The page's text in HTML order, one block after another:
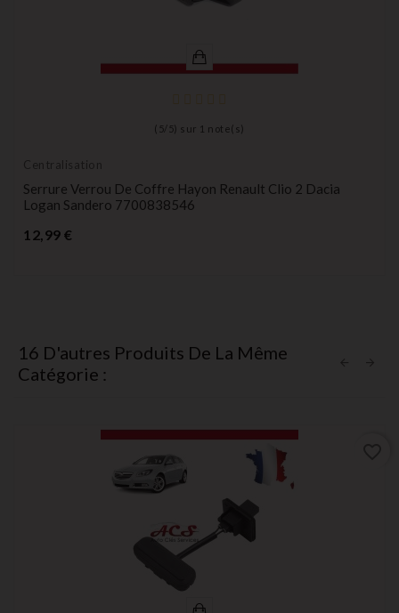
( 5/ 5) sur 1 note(s)
Centralisation
Serrure Verrou De Coffre Hayon Renault Clio 2 Dacia
Logan Sandero 7700838546
12,99 €
16 D'autres Produits De La Même
Catégorie :